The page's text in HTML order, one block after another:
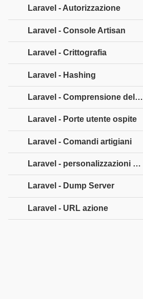
Laravel - Autorizzazione
Laravel - Console Artisan
Laravel - Crittografia
Laravel - Hashing
Laravel - Comprensione del processo di rilascio
Laravel - Porte utente ospite
Laravel - Comandi artigiani
Laravel - personalizzazioni dell'impaginazione
Laravel - Dump Server
Laravel - URL azione